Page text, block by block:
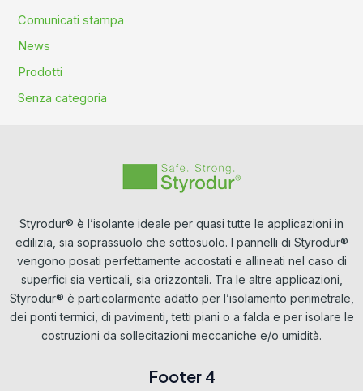
Comunicati stampa
News
Prodotti
Senza categoria
Styrodur® è l’isolante ideale per quasi tutte le applicazioni in
edilizia, sia soprassuolo che sottosuolo. I pannelli di Styrodur®
vengono posati perfettamente accostati e allineati nel caso di
superfici sia verticali, sia orizzontali. Tra le altre applicazioni,
Styrodur® è particolarmente adatto per l’isolamento perimetrale,
dei ponti termici, di pavimenti, tetti piani o a falda e per isolare le
costruzioni da sollecitazioni meccaniche e/o umidità.
Footer 4